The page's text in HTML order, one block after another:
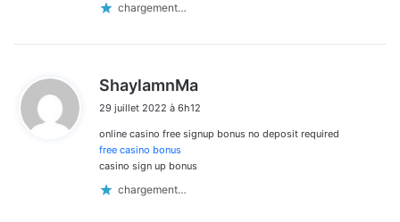
chargement…
ShaylamnMa
t
29 juillet 2022 à 6h12
online casino free signup bonus no deposit required
free casino bonus
casino sign up bonus
chargement…